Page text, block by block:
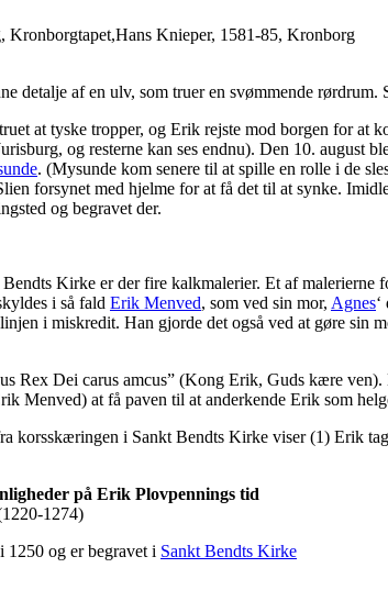
Kronborgtapet,Hans Knieper, 1581-85, Kronborg
detalje af en ulv, som truer en svømmende
at tyske tropper, og Erik rejste mod borgen for at
og resterne kan ses endnu). Den 10. august
. (Mysunde kom senere til at spille en rolle i de
forsynet med hjelme for at få det til at synke.
og begravet der.
Kirke er der fire kalkmalerier. Et af
i så fald Erik Menved, som ved sin mor, Agnes
i miskredit. Han gjorde det også ved at gøre sin
Rex Dei carus amcus” (Kong Erik, Guds kære
Menved) at få paven til at anderkende Erik som
korsskæringen i Sankt Bendts Kirke viser (1) Erik
på Erik Plovpennings tid
1274)
og er begravet i Sankt Bendts Kirke